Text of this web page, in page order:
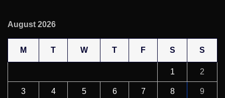
August 2026
M T W T F S S
1 2
3 4 5 6 7 8 9